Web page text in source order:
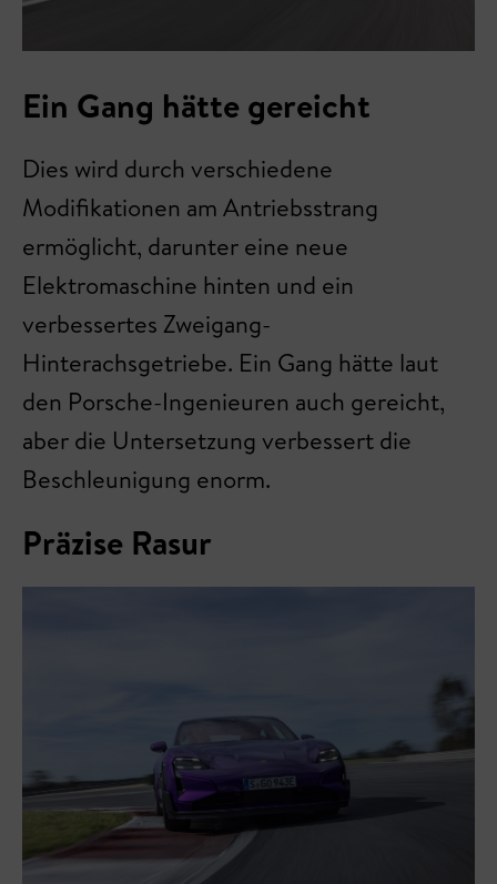
Ein Gang hätte gereicht
Dies wird durch verschiedene
Modifikationen am Antriebsstrang
ermöglicht, darunter eine neue
Elektromaschine hinten und ein
verbessertes Zweigang-
Hinterachsgetriebe. Ein Gang hätte laut
den Porsche-Ingenieuren auch gereicht,
aber die Untersetzung verbessert die
Beschleunigung enorm.
Präzise Rasur